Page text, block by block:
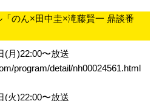
のん×田中圭×滝藤賢一 鼎談番
(月)22:00〜放送
program/detail/nh00024561.html
(火)22:00〜放送